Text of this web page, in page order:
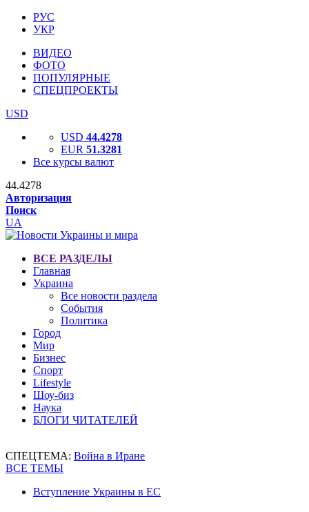
РУС
УКР
ВИДЕО
ФОТО
ПОПУЛЯРНЫЕ
СПЕЦПРОЕКТЫ
USD
USD 44.4278
EUR 51.3281
Все курсы валют
44.4278
Авторизация
Поиск
UA
ВСЕ РАЗДЕЛЫ
Главная
Украина
Все новости раздела
События
Политика
Город
Мир
Бизнес
Спорт
Lifestyle
Шоу-биз
Наука
БЛОГИ ЧИТАТЕЛЕЙ
СПЕЦТЕМА: Война в Иране
ВСЕ ТЕМЫ
Вступление Украины в ЕС